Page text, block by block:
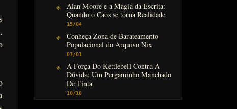
Alan Moore e a Magia da Escrita:
Quando o Caos se torna Realidade
15/04
Conheça Zona de Barateamento
Populacional do Arquivo Nix
07/01
A Força Do Kettlebell Contra A
Dúvida: Um Pergaminho Manchado
De Tinta
10/10